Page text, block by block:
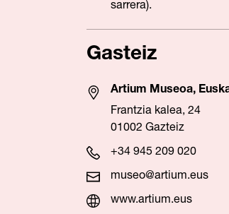
sarrera).
Gasteiz
Artium Museoa,
Frantzia kalea, 24
01002 Gazteiz
+34 945 209 020
museo@artium.eus
www.artium.eus